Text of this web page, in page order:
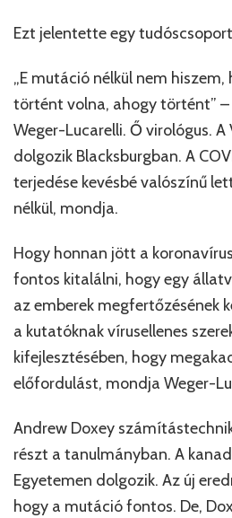
Ezt jelentette egy
„E mutáció nélkül nem
történt volna, ahogy történt” –
Weger-Lucarelli. Ő virológus.
dolgozik Blacksburgban. A
terjedése kevésbé valószínű
nélkül, mondja.
Hogy honnan jött a
fontos kitalálni, hogy egy
az emberek megfertőzésének
a kutatóknak vírusellenes
kifejlesztésében, hogy
előfordulást, mondja Weger-
Andrew Doxey
részt a tanulmányban. A
Egyetemen dolgozik. Az új
hogy a mutáció fontos. De,